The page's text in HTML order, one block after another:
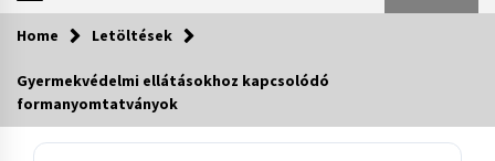
Home Letöltések
Gyermekvédelmi ellátásokhoz kapcsolódó
formanyomtatványok